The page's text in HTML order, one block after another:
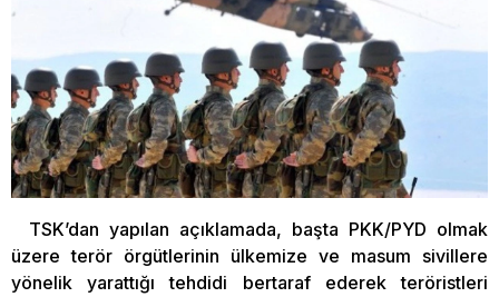
TSK’dan yapılan açıklamada, başta PKK/PYD olmak
üzere terör örgütlerinin ülkemize ve masum sivillere
yönelik yarattığı tehdidi bertaraf ederek teröristleri